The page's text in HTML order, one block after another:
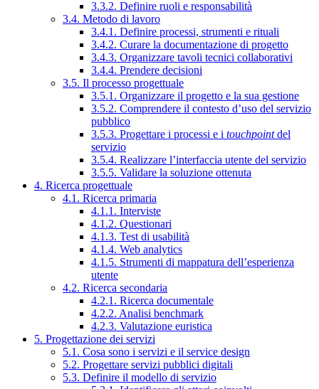
3.3.2. Definire ruoli e responsabilità
3.4. Metodo di lavoro
3.4.1. Definire processi, strumenti e rituali
3.4.2. Curare la documentazione di progetto
3.4.3. Organizzare tavoli tecnici collaborativi
3.4.4. Prendere decisioni
3.5. Il processo progettuale
3.5.1. Organizzare il progetto e la sua gestione
3.5.2. Comprendere il contesto d’uso del servizio
pubblico
3.5.3. Progettare i processi e i touchpointdel
servizio
3.5.4. Realizzare l’interfaccia utente del servizio
3.5.5. Validare la soluzione ottenuta
4. Ricerca progettuale
4.1. Ricerca primaria
4.1.1. Interviste
4.1.2. Questionari
4.1.3. Test di usabilità
4.1.4. Web analytics
4.1.5. Strumenti di mappatura dell’esperienza
utente
4.2. Ricerca secondaria
4.2.1. Ricerca documentale
4.2.2. Analisi benchmark
4.2.3. Valutazione euristica
5. Progettazione dei servizi
5.1. Cosa sono i servizi e il service design
5.2. Progettare servizi pubblici digitali
5.3. Definire il modello di servizio